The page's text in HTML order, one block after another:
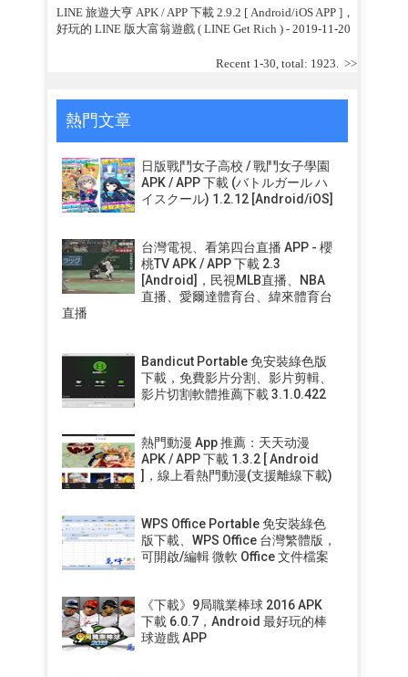
LINE 旅遊大亨 APK / APP 下載 2.9.2 [ Android/iOS APP ]，
好玩的 LINE 版大富翁遊戲 ( LINE Get Rich )- 2019-11-20
Recent 1-30, total: 1923. >>
熱門文章
日版戰鬥女子高校 / 戰鬥女子學園
APK / APP 下載 (バトルガール ハ
イスクール) 1.2.12 [Android/iOS]
台灣電視、看第四台直播 APP - 櫻
桃TV APK / APP 下載 2.3
[Android]，民視MLB直播、NBA
直播、愛爾達體育台、緯來體育台
直播
Bandicut Portable 免安裝綠色版
下載，免費影片分割、影片剪輯、
影片切割軟體推薦下載 3.1.0.422
熱門動漫 App 推薦：天天动漫
APK / APP 下載 1.3.2 [ Android
]，線上看熱門動漫(支援離線下載)
WPS Office Portable 免安裝綠色
版下載、WPS Office 台灣繁體版，
可開啟/編輯 微軟 Office 文件檔案
《下載》9局職業棒球 2016 APK
下載 6.0.7，Android 最好玩的棒
球遊戲 APP